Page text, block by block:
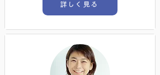
詳しく見る